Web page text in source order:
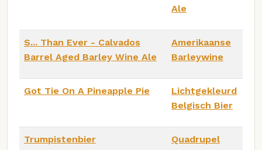
Ale
S... Than Ever - Calvados
Barrel Aged Barley Wine Ale
Amerikaanse
Barleywine
Got Tie On A Pineapple Pie
Lichtgekleurd
Belgisch Bier
Trumpistenbier Quadrupel